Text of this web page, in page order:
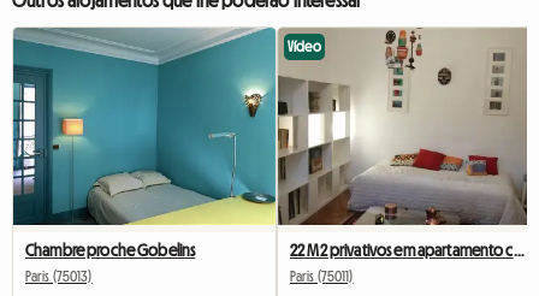
Chambre proche Gobelins
Paris (75013)
Vídeo
Paris (75011)